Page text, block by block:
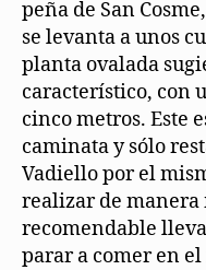
peña de San
se levanta a unos
planta ovalada
característico, con
cinco metros. Este
caminata y sólo
Vadiello por el
realizar de manera
recomendable
parar a comer en